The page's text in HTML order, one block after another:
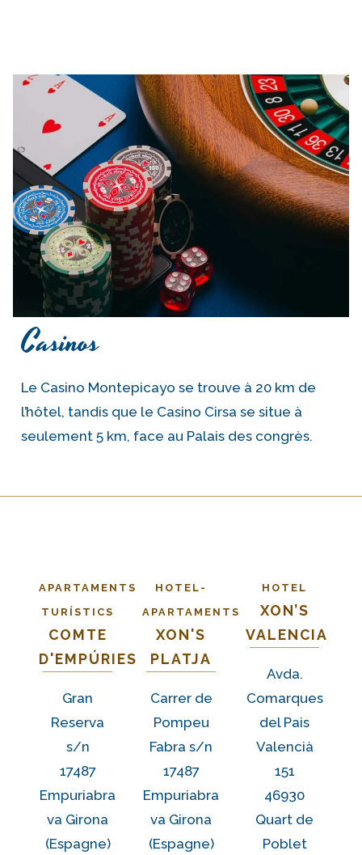
Casinos
Le Casino Montepicayo se trouve à 20 km de
l’hôtel, tandis que le Casino Cirsa se situe à
seulement 5 km, face au Palais des congrès.
APARTAMENTS
TURÍSTICS
COMTE
D'EMPÚRIES
Gran
Reserva
s/n
17487
Empuriabra
va Girona
(Espagne)
HOTEL-
APARTAMENTS
XON'S
PLATJA
Carrer de
Pompeu
Fabra s/n
17487
Empuriabra
va Girona
(Espagne)
HOTEL
XON’S
VALENCIA
Avda.
Comarques
del Pais
Valencià
151
46930
Quart de
Poblet